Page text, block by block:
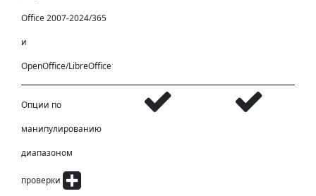
Office 2007-2024/365
и
OpenOffice/LibreOffice
Опции по
манипулированию
диапазоном
проверки